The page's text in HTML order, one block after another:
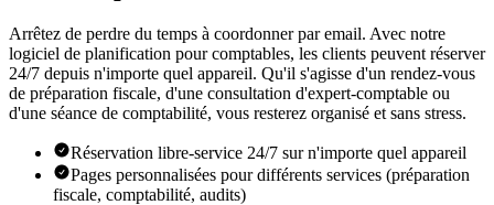
Arrêtez de perdre du temps à coordonner par email. Avec notre
logiciel de planification pour comptables, les clients peuvent réserver
24/7 depuis n'importe quel appareil. Qu'il s'agisse d'un rendez-vous
de préparation fiscale, d'une consultation d'expert-comptable ou
d'une séance de comptabilité, vous resterez organisé et sans stress.
Réservation libre-service 24/7 sur n'importe quel appareil
Pages personnalisées pour différents services (préparation
fiscale, comptabilité, audits)